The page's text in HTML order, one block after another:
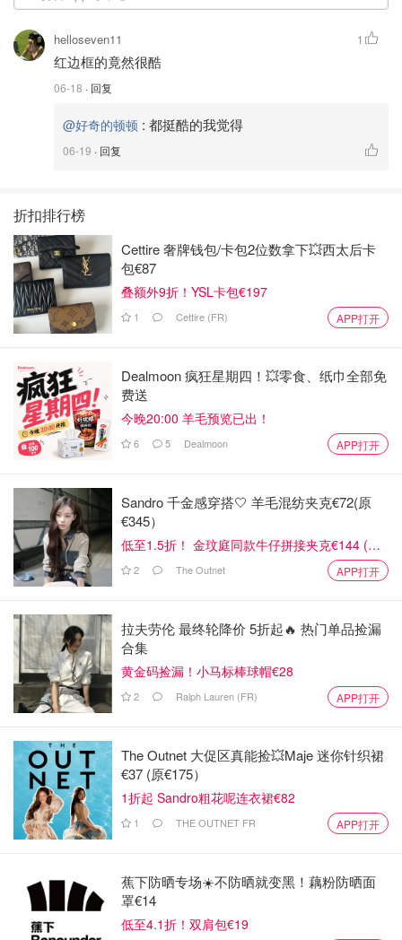
helloseven11
红边框的竟然很酷
06-18 · 回复
1
@好奇的顿顿 : 都挺酷的我觉得
06-19 · 回复
折扣排行榜
Cettire 奢牌钱包/卡包2位数拿下💥西太后卡
包€87
叠额外9折！YSL卡包€197
1 Cettire (FR) APP打开
Dealmoon 疯狂星期四！💥零食、纸巾全部免
费送
今晚20:00 羊毛预览已出！
6 5 Dealmoon APP打开
Sandro 千金感穿搭🤍 羊毛混纺夹克€72(原
€345）
低至1.5折！ 金玟庭同款牛仔拼接夹克€144 (原
€275）
2 The Outnet APP打开
拉夫劳伦 最终轮降价 5折起🔥 热门单品捡漏
合集
黄金码捡漏！小马标棒球帽€28
2 Ralph Lauren (FR) APP打开
The Outnet 大促区真能捡💥Maje 迷你针织裙
€37 (原€175）
1折起 Sandro粗花呢连衣裙€82
1 THE OUTNET FR APP打开
蕉下防晒专场☀️不防晒就变黑！藕粉防晒面
罩€14
低至4.1折！双肩包€19